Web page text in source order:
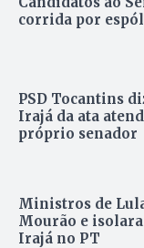
corrida por
PSD Tocantins
Irajá da ata
próprio senador
Ministros de
Mourão e
Irajá no PT